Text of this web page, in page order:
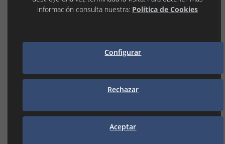
P.I. Les Canals 1
De 07:30h a 18:30h
CAMBRILS
información consulta nuestra: Política de Cookies
Configurar
Rechazar
Aceptar